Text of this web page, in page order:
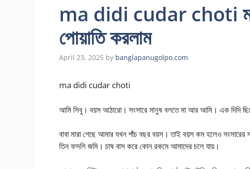
ma didi cudar choti
পোয়াতি করলাম
April 23, 2025 by banglapanugolpo.com
ma didi cudar choti
আমি সিবু। বয়স আঠারো। সংসারে মানুষ বলতে মা আর আমি। এক দিদি
বাবা মারা গেছে আমার যখন পাঁচ বছর বয়স। তাই বয়স কম হলেও
তিন ফসলি জমি। চাষ বাস করে কোন রকমে আমাদের চলে যায়।